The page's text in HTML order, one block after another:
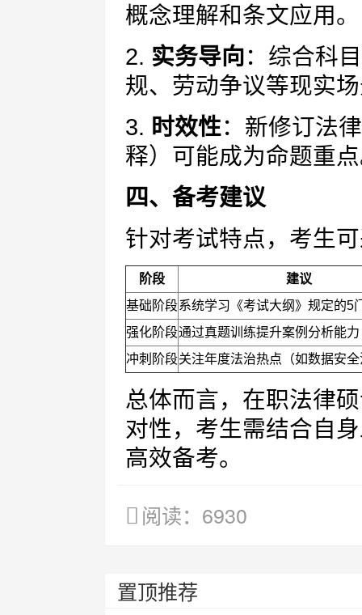
概念理解和条文应用。
2. 实务导向：综合科
规、劳动争议等现实
3. 时效性：新修订法
释）可能成为命题重
四、备考建议
针对考试特点，考生
阶段
建议
基础阶段系统学习《考试大纲》规定的5
强化阶段通过真题训练提升案例分析能力
冲刺阶段关注年度法治热点（如数据安
总体而言，在职法律
对性，考生需结合自
高效备考。
阅读：6930
置顶推荐